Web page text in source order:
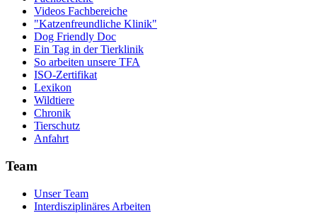
Videos Fachbereiche
"Katzenfreundliche Klinik"
Dog Friendly Doc
Ein Tag in der Tierklinik
So arbeiten unsere TFA
ISO-Zertifikat
Lexikon
Wildtiere
Chronik
Tierschutz
Anfahrt
Team
Unser Team
Interdisziplinäres Arbeiten